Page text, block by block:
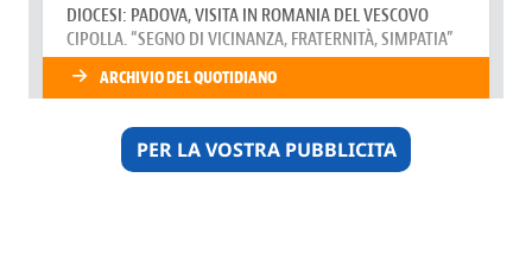
PER LA VOSTRA PUBBLICITA